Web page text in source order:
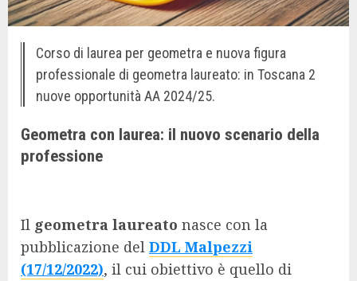
Corso di laurea per geometra e nuova figura
professionale di geometra laureato: in Toscana 2
nuove opportunità AA 2024/25.
Geometra con laurea: il nuovo scenario della
professione
Il geometra laureato nasce con la
pubblicazione del DDL Malpezzi
(17/12/2022), il cui obiettivo è quello di